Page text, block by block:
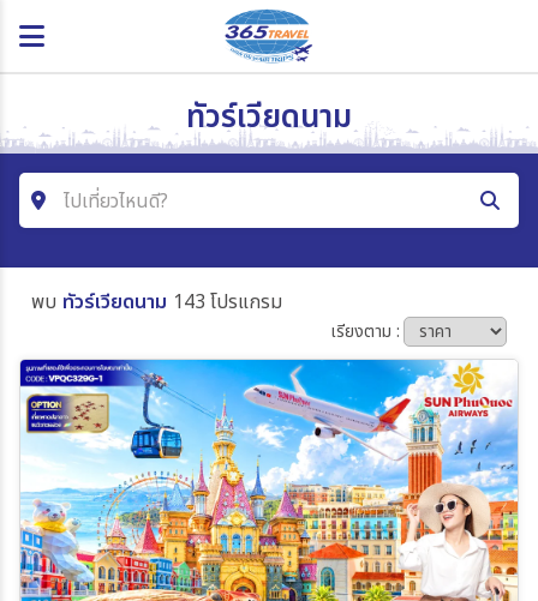
ทัวร์เวียดนาม
ไปเที่ยวไหนดี?
ค้นหาโปรแกรมทัวร์
โซน
ประเทศ
เมือง
พบ ทัวร์เวียดนาม 143 โปรแกรม
เรียงตาม :